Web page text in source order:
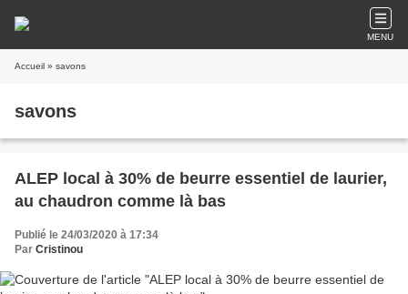
MENU
Accueil » savons
savons
ALEP local à 30% de beurre essentiel de laurier,
au chaudron comme là bas
Publié le 24/03/2020 à 17:34
Par Cristinou